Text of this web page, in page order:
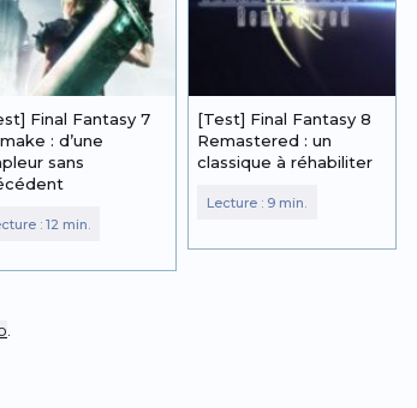
Final Fantasy 7
: d’une
sans
[Test] Final Fantasy 8
Remastered : un
classique à réhabiliter